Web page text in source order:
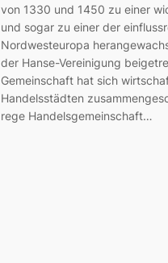
von 1330 und 1450 zu einer
und sogar zu einer der
Nordwesteuropa
der Hanse-Vereinigung
Gemeinschaft hat sich
Handelsstädten
rege Handelsgemeinschaft…